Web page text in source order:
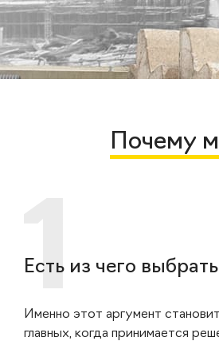
Почему
Есть из чего выбрать
Именно этот аргумент
главных, когда принимается